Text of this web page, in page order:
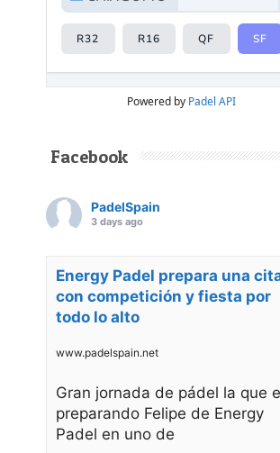
Powered by Padel API
Facebook
PadelSpain
3 days ago
Energy Padel prepara una
con competición y fiesta por
todo lo alto
www.padelspain.net
Gran jornada de pádel la que
preparando Felipe de Energy
Padel en uno de